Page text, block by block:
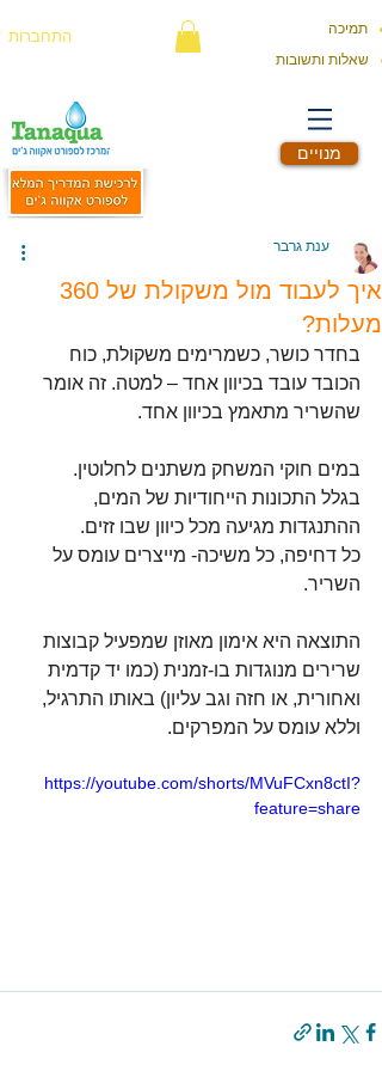
התחברות
שאלות ותשובות
תמיכה
מנויים
איך לעבוד מול משקולת של 360
מעלות?
ענת גרבר
בחדר כושר, כשמרימים משקולת, כוח
הכובד עובד בכיוון אחד – למטה. זה אומר
שהשריר מתאמץ בכיוון אחד.
במים חוקי המשחק משתנים לחלוטין.
בגלל התכונות הייחודיות של המים,
ההתנגדות מגיעה מכל כיוון שבו זזים.
כל דחיפה, כל משיכה- מייצרים עומס על
השריר.
התוצאה היא אימון מאוזן שמפעיל קבוצות
שרירים מנוגדות בו-זמנית (כמו יד קדמית
ואחורית, או חזה וגב עליון) באותו התרגיל,
וללא עומס על המפרקים.
https://youtube.com/shorts/MVuFCxn8ctI?
feature=share